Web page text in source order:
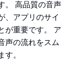
。 高品質の音声
、アプリのサイ
が重要です。 ア
声の流れをスム
す。